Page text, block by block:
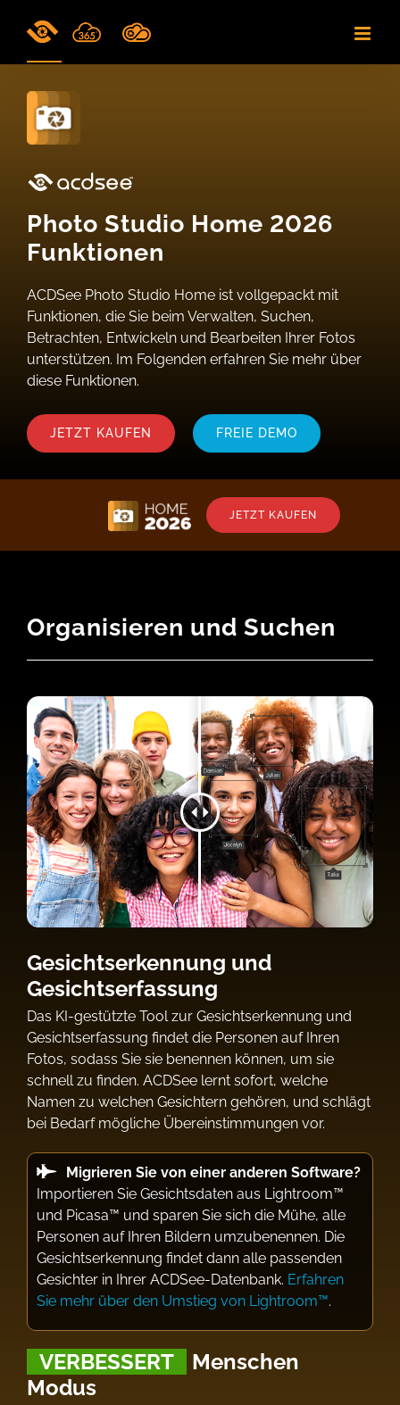
Photo Studio Home 2026
Funktionen
ACDSee Photo Studio Home ist vollgepackt mit
Funktionen, die Sie beim Verwalten, Suchen,
Betrachten, Entwickeln und Bearbeiten Ihrer Fotos
unterstützen. Im Folgenden erfahren Sie mehr über
diese Funktionen.
JETZT KAUFEN FREIE DEMO
JETZT KAUFEN
Organisieren und Suchen
Gesichtserkennung und
Gesichtserfassung
Das KI-gestützte Tool zur Gesichtserkennung und
Gesichtserfassung findet die Personen auf Ihren
Fotos, sodass Sie sie benennen können, um sie
schnell zu finden. ACDSee lernt sofort, welche
Namen zu welchen Gesichtern gehören, und schlägt
bei Bedarf mögliche Übereinstimmungen vor.
Migrieren Sie von einer anderen Software?
Importieren Sie Gesichtsdaten aus Lightroom™
und Picasa™ und sparen Sie sich die Mühe, alle
Personen auf Ihren Bildern umzubenennen. Die
Gesichtserkennung findet dann alle passenden
Gesichter in Ihrer ACDSee-Datenbank. Erfahren
Sie mehr über den Umstieg von Lightroom™.
VERBESSERT
Menschen
Modus